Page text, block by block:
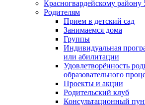
Красногвардейскому району
Родителям
Прием в детский сад
Занимаемся дома
Группы
Индивидуальная
или абилитации
Удовлетворённость
образовательного
Проекты и акции
Родительский клуб
Консультационный